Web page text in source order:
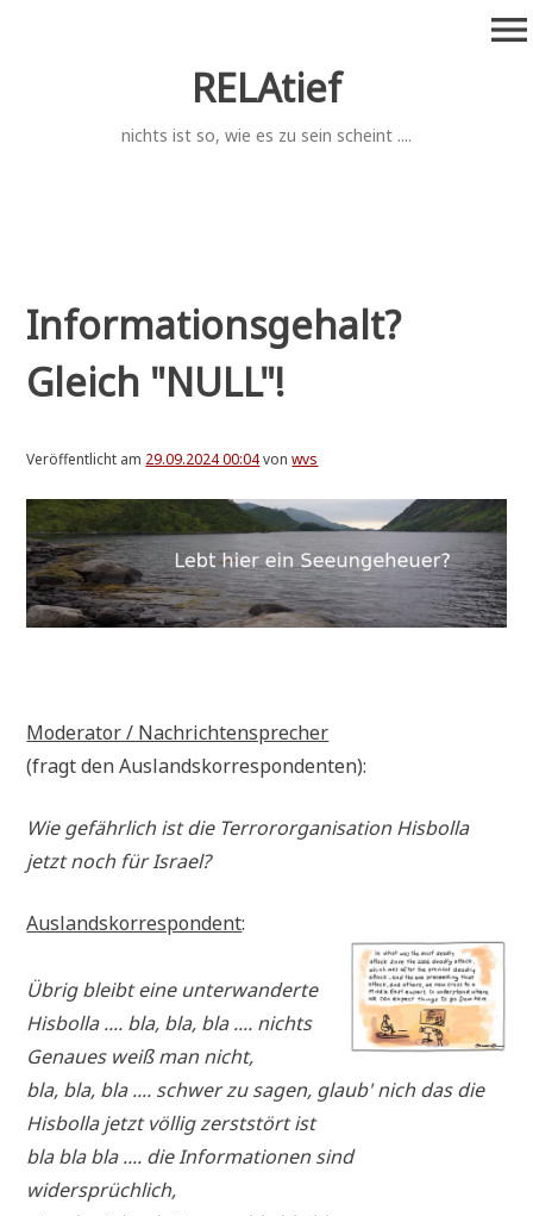
RELAtief
nichts ist so, wie es zu sein scheint ....
menu
Informationsgehalt?
Gleich "NULL"!
Veröffentlicht am 29.09.2024 00:04vonwvs
Mode­ra­tor / Nachrichtensprecher
(fragt den Auslandskorrespondenten):
Wie gefähr­lich ist die Ter­ror­or­ga­ni­sa­ti­on His­bol­la
jetzt noch für Israel?
Aus­lands­kor­re­spon­dent:
Übrig bleibt eine unter­wan­der­te
His­bol­la .... bla, bla, bla .... nichts
Genau­es weiß man nicht,
bla, bla, bla .... schwer zu sagen, glaub' nich das die
His­bol­la jetzt völ­lig zerst­stört ist
bla bla bla .... die Infor­ma­tio­nen sind
widersprüchlich,